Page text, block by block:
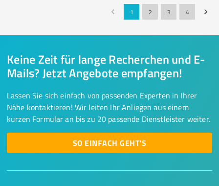
1 2 3 4
Keine Zeit für lange Recherchen und E-
Mails? Jetzt Angebote empfangen!
Lassen Sie sich einfach von passenden Experten in Ihrer
Nähe kontaktieren! Wir leiten Ihr Anliegen aus einem
kurzen Formular an bis zu 20 passende Dienstleister weiter.
SO EINFACH GEHT'S